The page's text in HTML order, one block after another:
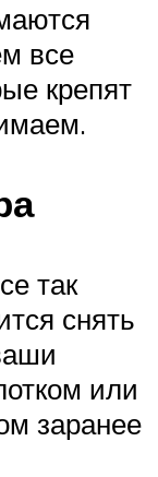
все
крепят
так
снять
или
заранее